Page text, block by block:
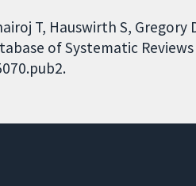
T, Hauswirth S, Gregory
of Systematic Reviews